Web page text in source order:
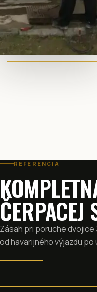
REFERENCIA
ČERPACEJ
Zásah pri poruche dvojice
od havarijného výjazdu po